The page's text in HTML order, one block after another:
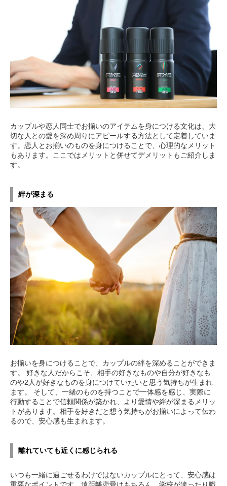
カップルや恋人同士でお揃いのアイテムを身につける文化は、大
切な人との愛を深め周りにアピールする方法として定着していま
す。恋人とお揃いのものを身につけることで、心理的なメリット
もあります。ここではメリットと併せてデメリットもご紹介しま
す。
絆が深まる
お揃いを身につけることで、カップルの絆を深めることができま
す。 好きな人だからこそ、相手の好きなものや自分が好きなも
のや2人が好きなものを身につけていたいと思う気持ちが生まれ
ます。 そして、一緒のものを持つことで一体感を感じ、実際に
行動することで信頼関係が築かれ、より愛情や絆が深まるメリッ
トがあります。相手を好きだと想う気持ちがお揃いによって伝わ
るので、安心感も生まれます。
離れていても近くに感じられる
いつも一緒に過ごせるわけではないカップルにとって、安心感は